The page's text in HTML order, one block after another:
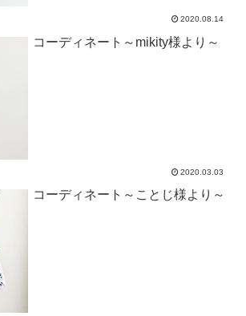
2020.08.14
コーディネート～mikity様より～
2020.03.03
コーディネート～ことじ様より～